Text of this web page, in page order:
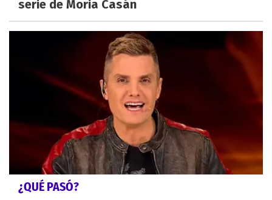
serie de Moria Casán
¿QUÉ PASÓ?